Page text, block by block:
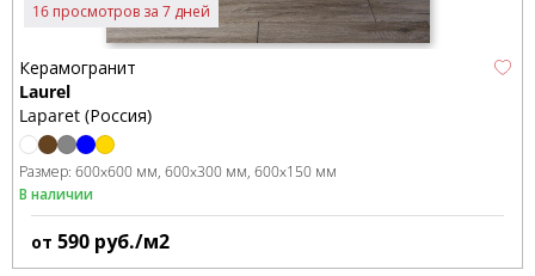
16 просмотров за 7 дней
Керамогранит
Laurel
Laparet (Россия)
Размер: 600x600 мм 600x300 мм 600x150 мм
В наличии
от 590 руб./м2